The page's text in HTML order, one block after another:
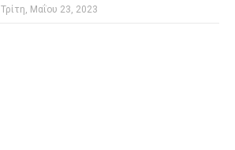
Τρίτη, Μαΐου 23, 2023